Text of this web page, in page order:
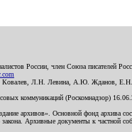
России, член Союза писателей
Ковалев, Л.Н. Левина, А.Ю. Жданов,
коммуникаций (Роскомнадзор)
архивов». Основной фонд архива
Архивные документы к частной